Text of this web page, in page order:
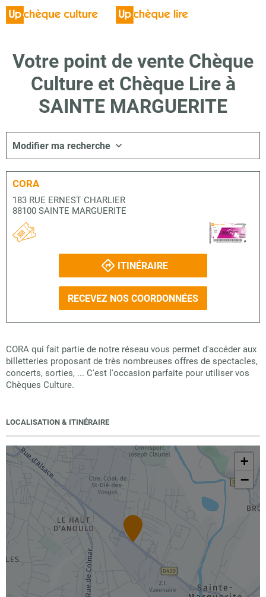
Votre point de vente Chèque
Culture et Chèque Lire à
SAINTE MARGUERITE
Modifier ma recherche
CORA
183 RUE ERNEST CHARLIER
88100 SAINTE MARGUERITE
ITINÉRAIRE
RECEVEZ NOS COORDONNÉES
CORA qui fait partie de notre réseau vous permet d'accéder aux
billetteries proposant de très nombreuses offres de spectacles,
concerts, sorties, ... C'est l'occasion parfaite pour utiliser vos
Chèques Culture.
LOCALISATION & ITINÉRAIRE
+
−